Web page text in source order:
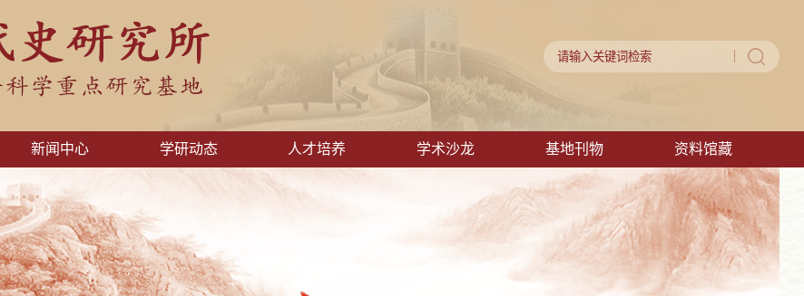
新闻中心 学研动态 人才培养 学术沙龙 基地刊物 资料馆藏